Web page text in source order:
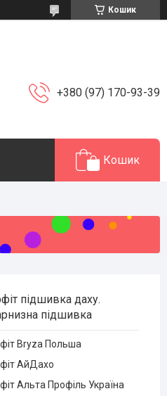
Кошик
+380 (97) 170-93-39
Кошик
підшивка даху.
підшивка
Bryza Польша
АйДахо
Альта Профіль Україна